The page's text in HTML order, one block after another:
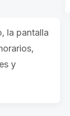
la pantalla
y